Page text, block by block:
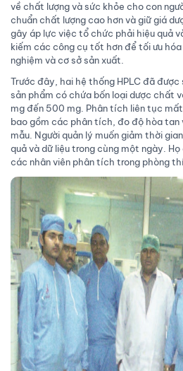
về chất lượng và sức khỏe cho con
chuẩn chất lượng cao hơn và giữ giá
gây áp lực việc tổ chức phải hiệu quả
kiếm các công cụ tốt hơn để tối ưu
nghiệm và cơ sở sản xuất.
Trước đây, hai hệ thống HPLC đã
sản phẩm có chứa bốn loại dược chất
mg đến 500 mg. Phân tích liên tục
bao gồm các phân tích, đo độ hòa
mẫu. Người quản lý muốn giảm thời
quả và dữ liệu trong cùng một ngày.
các nhân viên phân tích trong phòng